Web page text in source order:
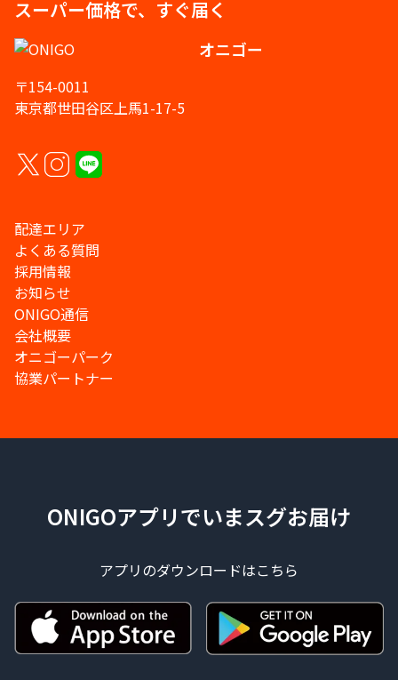
スーパー価格で、すぐ届く
オニゴー
〒154-0011
東京都世田谷区上馬1-17-5
配達エリア
よくある質問
採用情報
お知らせ
ONIGO通信
会社概要
オニゴーパーク
協業パートナー
ONIGOアプリでいまスグお届け
アプリのダウンロードはこちら